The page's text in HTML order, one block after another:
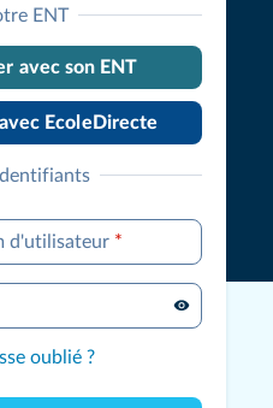
ENT
avec son ENT
EcoleDirecte
d'utilisateur *
oublié ?